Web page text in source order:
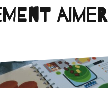
aimer